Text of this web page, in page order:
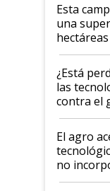
Esta
una
hectáreas
con una
salto
¿Está
las
contra el
desafío
El agro
no
perder el